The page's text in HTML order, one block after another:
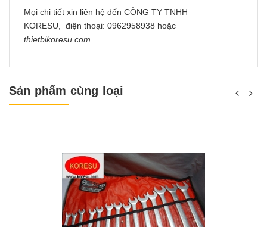
Mọi chi tiết xin liên hệ đến CÔNG TY TNHH
KORESU, điện thoại: 0962958938 hoặc
thietbikoresu.com
Sản phẩm cùng loại